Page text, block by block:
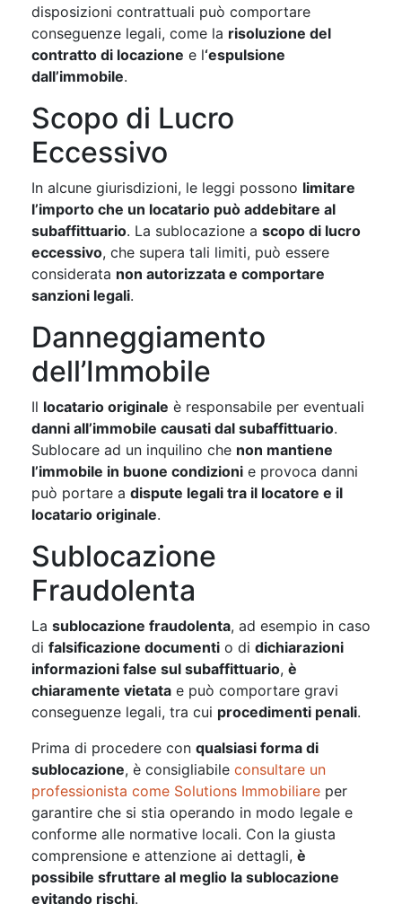
disposizioni contrattuali può comportare
conseguenze legali, come la risoluzione del
contratto di locazione e l‘espulsione
dall’immobile.
Scopo di Lucro
Eccessivo
In alcune giurisdizioni, le leggi possono limitare
l’importo che un locatario può addebitare al
subaffittuario. La sublocazione a scopo di lucro
eccessivo, che supera tali limiti, può essere
considerata non autorizzata e comportare
sanzioni legali.
Danneggiamento
dell’Immobile
Il locatario originale è responsabile per eventuali
danni all’immobile causati dal subaffittuario.
Sublocare ad un inquilino che non mantiene
l’immobile in buone condizioni e provoca danni
può portare a dispute legali tra il locatore e il
locatario originale.
Sublocazione
Fraudolenta
La sublocazione fraudolenta, ad esempio in caso
di falsificazione documenti o di dichiarazioni
informazioni false sul subaffittuario, è
chiaramente vietata e può comportare gravi
conseguenze legali, tra cui procedimenti penali.
Prima di procedere con qualsiasi forma di
sublocazione, è consigliabile consultare un
professionista come Solutions Immobiliare per
garantire che si stia operando in modo legale e
conforme alle normative locali. Con la giusta
comprensione e attenzione ai dettagli, è
possibile sfruttare al meglio la sublocazione
evitando rischi.